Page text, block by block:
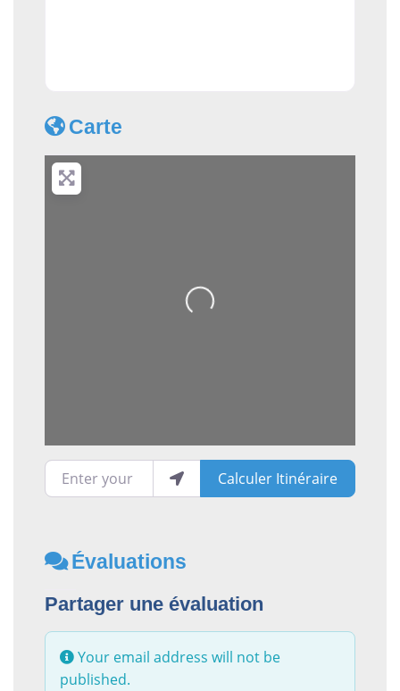
Carte
Loading...
Enter your location Calculer Itinéraire
Évaluations
Partager une évaluation
Your email address will not be
published.